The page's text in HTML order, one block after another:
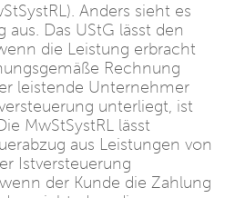
Anders sieht es
aus. Das UStG lässt den
die Leistung erbracht
Rechnung
leistende Unternehmer
unterliegt, ist
MwStSystRL lässt
aus Leistungen von
Istversteuerung
der Kunde die Zahlung